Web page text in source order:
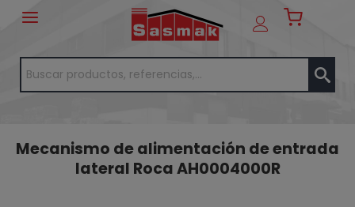
Mecanismo de alimentación de entrada
lateral Roca AH0004000R